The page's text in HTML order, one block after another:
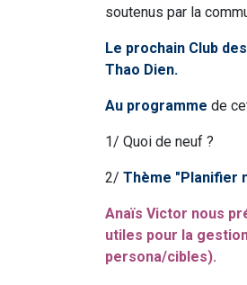
soutenus par la
Le prochain Club
Thao Dien.
Au programme de
1/ Quoi de neuf ?
2/ Thème "Planifier
Anaïs Victor nous
utiles pour la
persona/cibles).